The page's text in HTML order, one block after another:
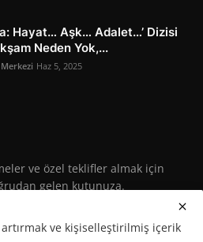
Hayat… Aşk… Adalet…’ Dizisi
Neden Yok,...
Haz 5, 2025
ve özel teklifler almak için
gelen kutunuza.
Abone Ol
ve kişiselleştirilmiş içerik